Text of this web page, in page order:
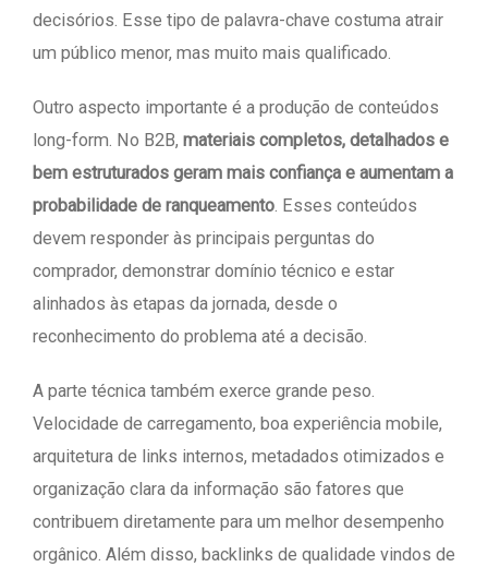
decisórios. Esse tipo de palavra-chave costuma atrair
um público menor, mas muito mais qualificado.
Outro aspecto importante é a produção de conteúdos
long-form. No B2B, materiais completos, detalhados e
bem estruturados geram mais confiança e aumentam a
probabilidade de ranqueamento. Esses conteúdos
devem responder às principais perguntas do
comprador, demonstrar domínio técnico e estar
alinhados às etapas da jornada, desde o
reconhecimento do problema até a decisão.
A parte técnica também exerce grande peso.
Velocidade de carregamento, boa experiência mobile,
arquitetura de links internos, metadados otimizados e
organização clara da informação são fatores que
contribuem diretamente para um melhor desempenho
orgânico. Além disso, backlinks de qualidade vindos de